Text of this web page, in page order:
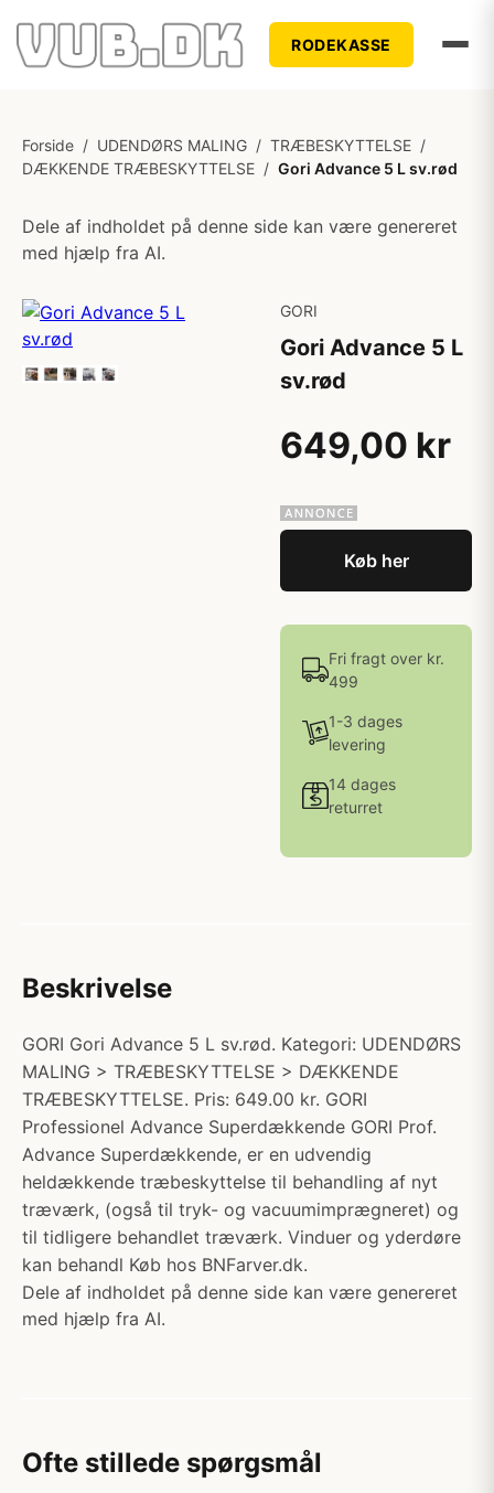
RODEKASSE
Forside / UDENDØRS MALING / TRÆBESKYTTELSE /
DÆKKENDE TRÆBESKYTTELSE / Gori Advance 5 L sv.rød
Dele af indholdet på denne side kan være genereret
med hjælp fra AI.
GORI
Gori Advance 5 L
sv.rød
649,00 kr
Køb her
Fri fragt over kr.
499
1-3 dages
levering
14 dages
returret
Beskrivelse
GORI Gori Advance 5 L sv.rød. Kategori: UDENDØRS
MALING > TRÆBESKYTTELSE > DÆKKENDE
TRÆBESKYTTELSE. Pris: 649.00 kr. GORI
Professionel Advance Superdækkende GORI Prof.
Advance Superdækkende, er en udvendig
heldækkende træbeskyttelse til behandling af nyt
træværk, (også til tryk- og vacuumimprægneret) og
til tidligere behandlet træværk. Vinduer og yderdøre
kan behandl Køb hos BNFarver.dk.
Dele af indholdet på denne side kan være genereret
med hjælp fra AI.
Ofte stillede spørgsmål